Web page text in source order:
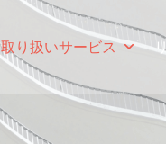
取り扱いサービス